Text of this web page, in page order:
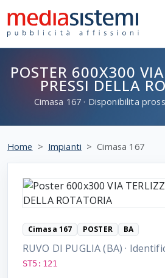
POSTER 600X300
PRESSI DELLA
Cimasa 167 · Disponibilita
Home Impianti Cimasa 167
Cimasa 167 POSTER BA
RUVO DI PUGLIA (BA) ·
ST5:121